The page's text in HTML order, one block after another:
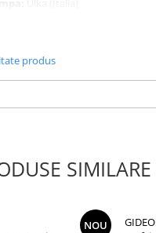
50 Hz
compatibil:Delonghi
EP5 este compatibila cu
Delonghi:
produs
SIMILARE
NOU